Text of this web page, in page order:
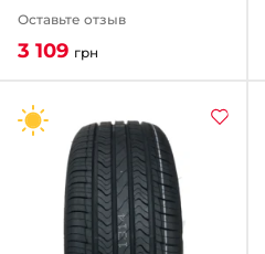
Оставьте отзыв
3 109 грн